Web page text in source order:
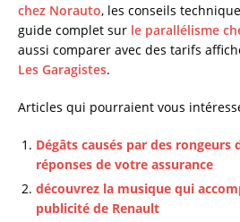
chez Norauto, les conseils
guide complet sur le parallélisme
aussi comparer avec des tarifs
Les Garagistes.
Articles qui pourraient vous
Dégâts causés par des
réponses de votre assurance
découvrez la musique qui
publicité de Renault